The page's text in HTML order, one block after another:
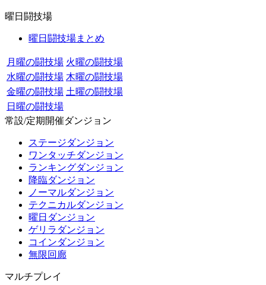
曜日闘技場
曜日闘技場まとめ
月曜の闘技場 火曜の闘技場
水曜の闘技場 木曜の闘技場
金曜の闘技場 土曜の闘技場
日曜の闘技場
常設/定期開催ダンジョン
ステージダンジョン
ワンタッチダンジョン
ランキングダンジョン
降臨ダンジョン
ノーマルダンジョン
テクニカルダンジョン
曜日ダンジョン
ゲリラダンジョン
コインダンジョン
無限回廊
マルチプレイ